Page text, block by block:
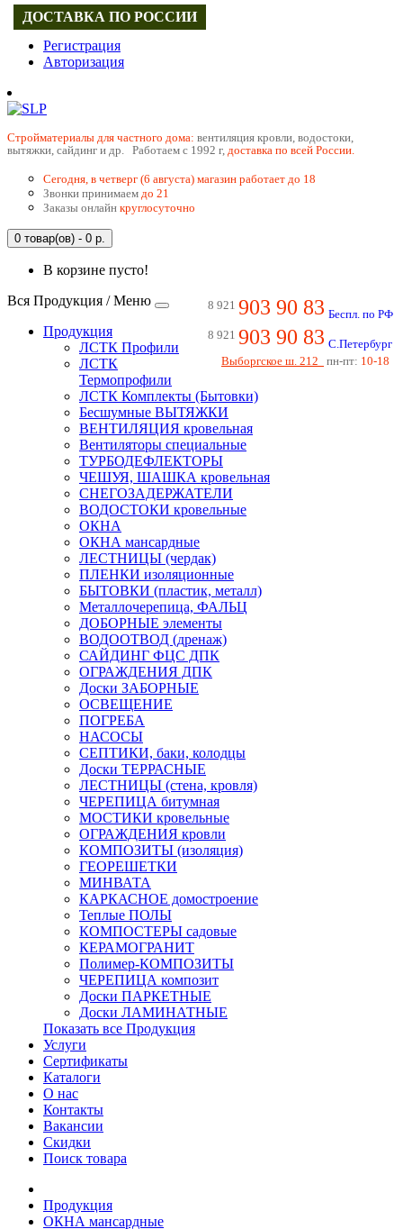
Регистрация
Авторизация
Cтройматериалы для частного дома: вентиляция кровли, водостоки,
вытяжки, сайдинг и др. Работаем с 1992 г, доставка по всей России.
Сегодня, в четверг (6 августа) магазин работает до 18
Звонки принимаем до 21
Заказы онлайн круглосуточно
0 товар(ов) - 0 р.
В корзине пусто!
8 921 903 90 83 Беспл. по РФ
8 921 903 90 83 С.Петербург
Выборгское ш. 212
пн-пт: 10-18
Вся Продукция / Меню
Продукция
ЛСТК Профили
ЛСТК
Термопрофили
ЛСТК Комплекты (Бытовки)
Бесшумные ВЫТЯЖКИ
ВЕНТИЛЯЦИЯ кровельная
Вентиляторы специальные
ТУРБОДЕФЛЕКТОРЫ
ЧЕШУЯ, ШАШКА кровельная
СНЕГОЗАДЕРЖАТЕЛИ
ВОДОСТОКИ кровельные
ОКНА
ОКНА мансардные
ЛЕСТНИЦЫ (чердак)
ПЛЕНКИ изоляционные
БЫТОВКИ (пластик, металл)
Металлочерепица, ФАЛЬЦ
ДОБОРНЫЕ элементы
ВОДООТВОД (дренаж)
САЙДИНГ ФЦС ДПК
ОГРАЖДЕНИЯ ДПК
Доски ЗАБОРНЫЕ
ОСВЕЩЕНИЕ
ПОГРЕБА
НАСОСЫ
СЕПТИКИ, баки, колодцы
Доски ТЕРРАСНЫЕ
ЛЕСТНИЦЫ (стена, кровля)
ЧЕРЕПИЦА битумная
МОСТИКИ кровельные
ОГРАЖДЕНИЯ кровли
КОМПОЗИТЫ (изоляция)
ГЕОРЕШЕТКИ
МИНВАТА
КАРКАСНОЕ домостроение
Теплые ПОЛЫ
КОМПОСТЕРЫ садовые
КЕРАМОГРАНИТ
Полимер-КОМПОЗИТЫ
ЧЕРЕПИЦА композит
Доски ПАРКЕТНЫЕ
Доски ЛАМИНАТНЫЕ
Показать все Продукция
Услуги
Сертификаты
Каталоги
О нас
Контакты
Вакансии
Скидки
Поиск товара
Продукция
ОКНА мансардные
ДОСТАВКА ПО РОССИИ